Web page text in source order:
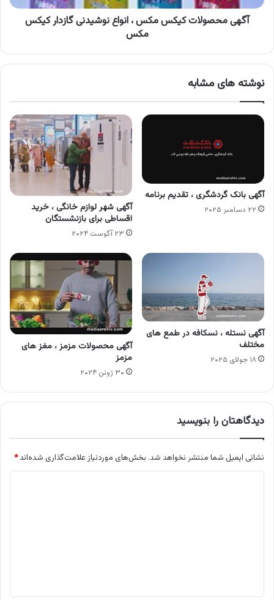
کیکس
مکسآگهی محصولات کیکس مکس ، انواع نوشیدنی گازدار کیکس
مکس
نوشته های مشابه
آگهی بانک گردشگری ، تقدیم برنامه
۲۲ دسامبر ۲۰۲۵
آگهی شهر لوازم خانگی ، خرید
اقساطی برای بازنشستگان
۲۳ آگوست ۲۰۲۴
آگهی نستله ، نسکافه در طمع های
مختلف
۱۸ جولای ۲۰۲۵
آگهی محصولات مزمز ، مغز های
مزمز
۳۰ ژوئن ۲۰۲۴
دیدگاهتان را بنویسید
نشانی ایمیل شما منتشر نخواهد شد. بخش‌های موردنیاز علامت‌گذاری شده‌اند*